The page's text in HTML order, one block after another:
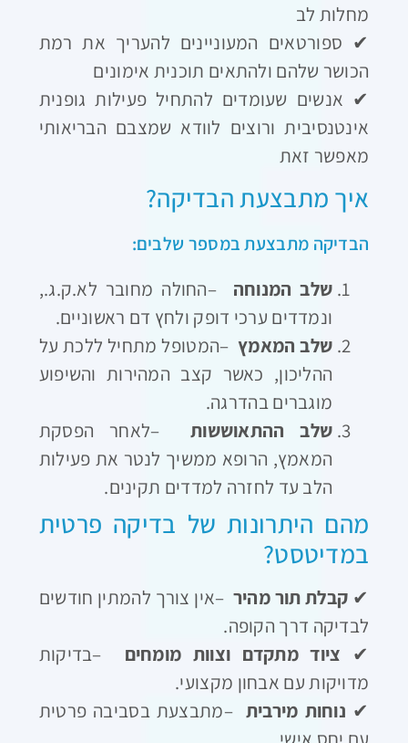
מחלות לב
✔ ספורטאים המעוניינים להעריך את רמת
הכושר שלהם ולהתאים תוכנית אימונים
✔ אנשים שעומדים להתחיל פעילות גופנית
אינטנסיבית ורוצים לוודא שמצבם הבריאותי
מאפשר זאת
איך מתבצעת הבדיקה?
הבדיקה מתבצעת במספר שלבים:
שלב המנוחה –החולה מחובר לא.ק.ג.,
ונמדדים ערכי דופק ולחץ דם ראשוניים.
שלב המאמץ –המטופל מתחיל ללכת על
ההליכון, כאשר קצב המהירות והשיפוע
מוגברים בהדרגה.
שלב ההתאוששות
–לאחר הפסקת
המאמץ, הרופא ממשיך לנטר את פעילות
הלב עד לחזרה למדדים תקינים.
מהם היתרונות של בדיקה פרטית
במדיטסט?
✔ קבלת תור מהיר –אין צורך להמתין חודשים
לבדיקה דרך הקופה.
✔ ציוד מתקדם וצוות מומחים –בדיקות
מדויקות עם אבחון מקצועי.
✔ נוחות מירבית –מתבצעת בסביבה פרטית